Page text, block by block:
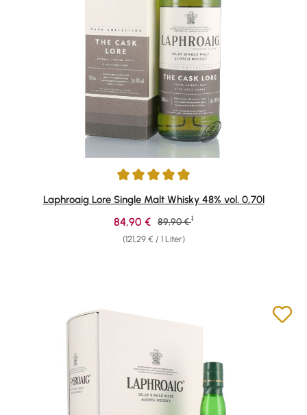
Durchschnittliche Bewertung von 4.91 von 5 Sternen
Laphroaig Lore Single Malt Whisky 48% vol. 0,70l
(121,29 € / 1 Liter)
Verkaufspreis:
84,90 € Regulärer Preis:
89,90 € 1